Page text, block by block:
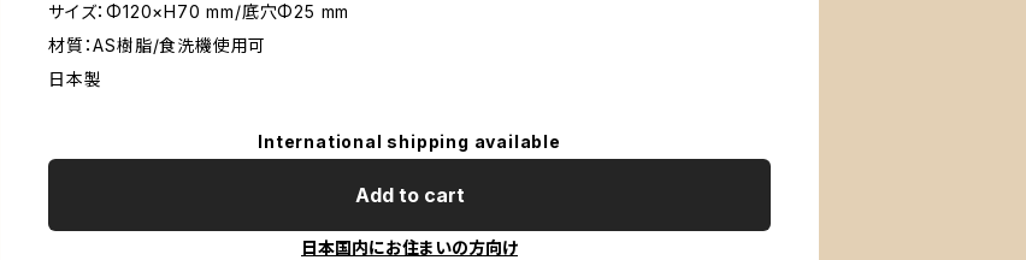
サイズ：Φ120×H70 mm/底穴Φ25 mm
材質：AS樹脂/食洗機使用可
日本製
International shipping available
Add to cart
日本国内にお住まいの方向け